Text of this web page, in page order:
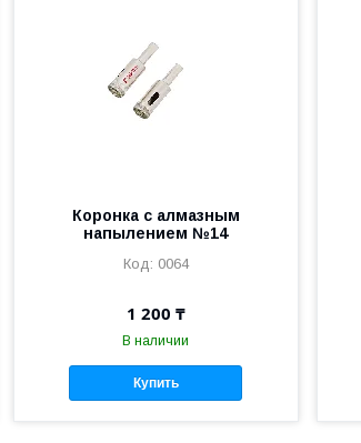
Коронка с алмазным
напылением №14
0064
1 200 ₸
В наличии
Купить